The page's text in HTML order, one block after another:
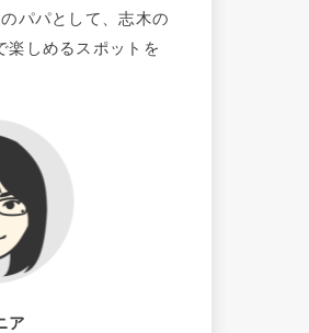
パパとして、志木の
楽しめるスポットを
ア